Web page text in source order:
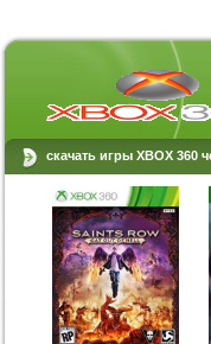
скачать игры XBOX 360